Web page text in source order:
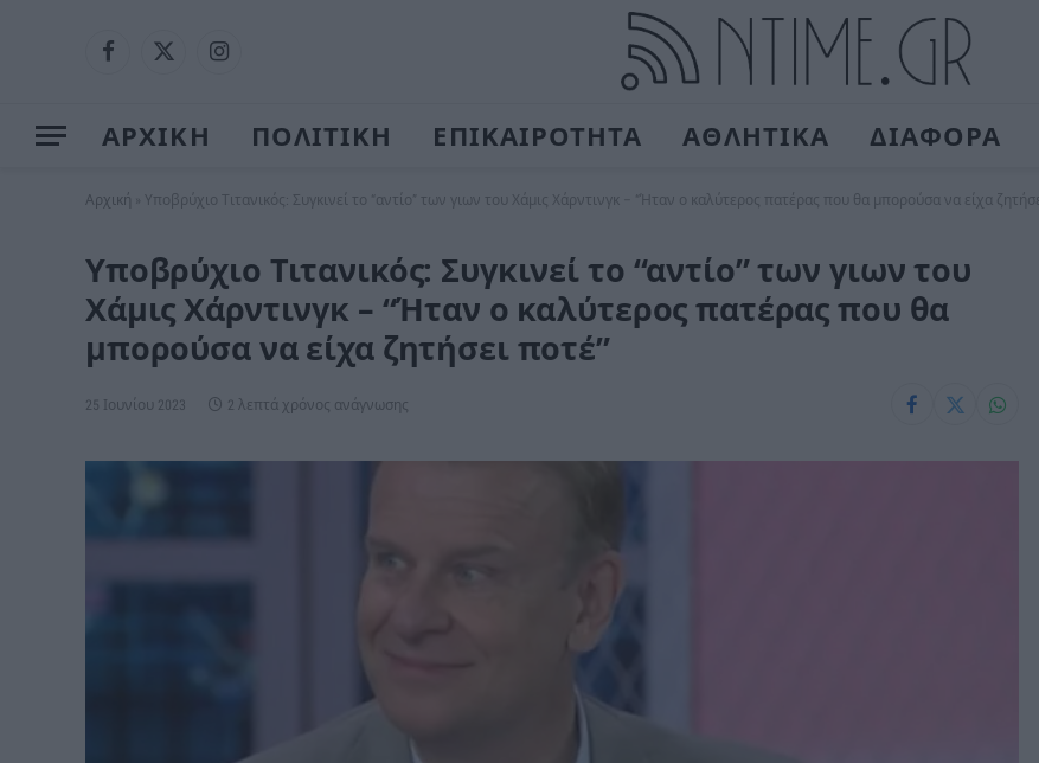
Facebook
X
Instagram
ΑΡΧΙΚΗ ΠΟΛΙΤΙΚΗ ΕΠΙΚΑΙΡΟΤΗΤΑ ΑΘΛΗΤΙΚΑ ΔΙΑΦΟΡΑ
Αρχική Υποβρύχιο Τιτανικός: Συγκινεί το “αντίο” των γιων του Χάμις Χάρντινγκ – “Ήταν ο καλύτερος πατέρας που θα μπορούσα να είχα
Υποβρύχιο Τιτανικός: Συγκινεί το “αντίο” των γιων του
Χάμις Χάρντινγκ – “Ήταν ο καλύτερος πατέρας που θα
μπορούσα να είχα ζητήσει ποτέ”
25 Ιουνίου 2023 2 λεπτά χρόνος ανάγνωσης